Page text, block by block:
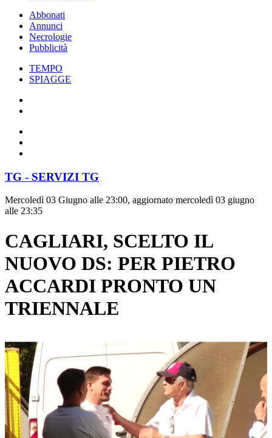
Abbonati
Annunci
Necrologie
Pubblicità
TEMPO
SPIAGGE
TG - SERVIZI TG
Mercoledì 03 Giugno alle 23:00, aggiornato mercoledì 03 giugno
alle 23:35
CAGLIARI, SCELTO IL
NUOVO DS: PER PIETRO
ACCARDI PRONTO UN
TRIENNALE